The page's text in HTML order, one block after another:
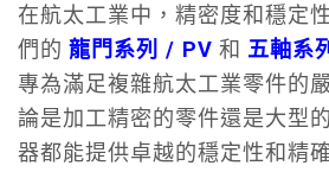
在航太工業中，精密度和穩定
們的 龍門系列 / PV 和 五軸系
專為滿足複雜航太工業零件的
論是加工精密的零件還是大型
器都能提供卓越的穩定性和精